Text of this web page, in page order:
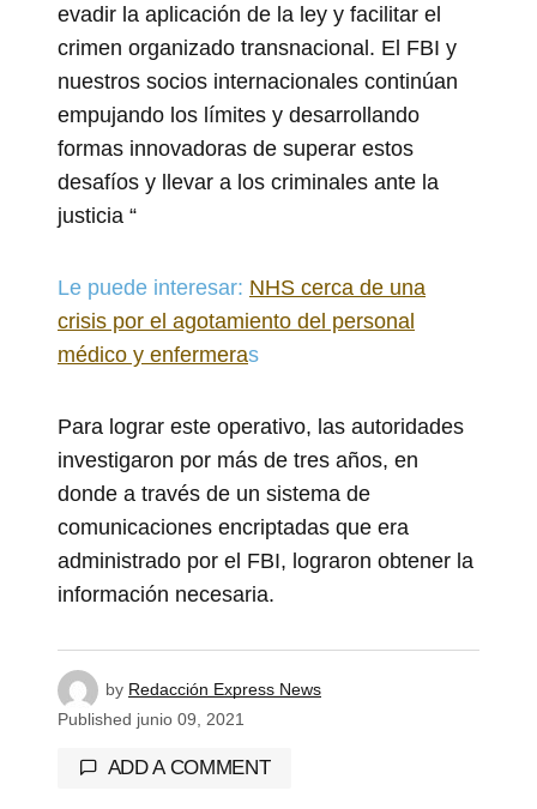
evadir la aplicación de la ley y facilitar el
crimen organizado transnacional. El FBI y
nuestros socios internacionales continúan
empujando los límites y desarrollando
formas innovadoras de superar estos
desafíos y llevar a los criminales ante la
justicia “
Le puede interesar: NHS cerca de una
crisis por el agotamiento del personal
médico y enfermeras
Para lograr este operativo, las autoridades
investigaron por más de tres años, en
donde a través de un sistema de
comunicaciones encriptadas que era
administrado por el FBI, lograron obtener la
información necesaria.
by Redacción Express News
Published junio 09, 2021
ADD A COMMENT